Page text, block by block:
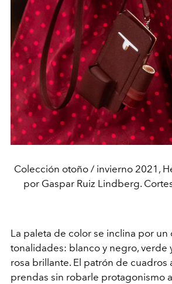
Colección otoño / invierno 2021,
por Gaspar Ruiz Lindberg.
La paleta de color se inclina por un
tonalidades: blanco y negro, verde
rosa brillante. El patrón de cuadros
prendas sin robarle protagonismo